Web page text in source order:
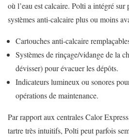
où l’eau est calcaire. Polti a intégré
systèmes anti-calcaire plus ou moins
Cartouches anti-calcaire
Systèmes de rinçage/vidange de la
dévisser) pour évacuer les dépôts.
Indicateurs lumineux ou sonores
opérations de maintenance.
Par rapport aux centrales Calor
tartre très intuitifs, Polti peut parfois